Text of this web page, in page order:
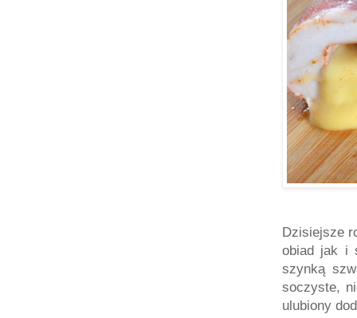
Dzisiejsze
obiad jak i
szynką
soczyste,
ulubiony